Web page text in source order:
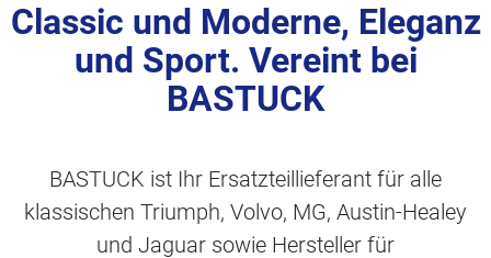
Classic und Moderne, Eleganz
und Sport. Vereint bei
BASTUCK
BASTUCK ist Ihr Ersatzteillieferant für alle
klassischen Triumph, Volvo, MG, Austin-Healey
und Jaguar sowie Hersteller für